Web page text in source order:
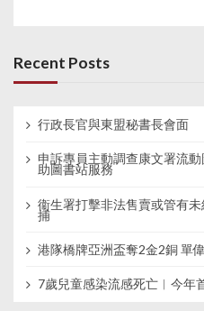
Recent Posts
行政長官與東盟秘書長會面
申訴專員主動調查康文署流
助圖書站服務
衞生署打擊非法售賣或管有
捕
港隊橋牌亞洲盃奪2金2銅 單
7歲兒童感染流感死亡︱今年